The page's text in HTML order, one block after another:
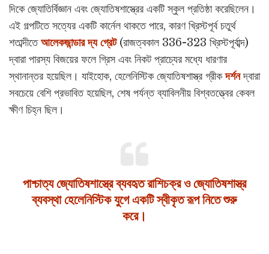
দিকে জ্যোতির্বিজ্ঞান এবং জ্যোতিষশাস্ত্রের একটি স্কুল প্রতিষ্ঠা করেছিলেন।
এই গল্পটিতে সত্যের একটি কার্নেল থাকতে পারে, কারণ খ্রিস্টপূর্ব চতুর্থ
শতাব্দীতেআলেকজান্ডার দ্য গ্রেট(রাজত্বকাল 336-323 খ্রিস্টপূর্বাব্দ)
দ্বারা পারস্য বিজয়ের ফলে গ্রিস এবং নিকট প্রাচ্যের মধ্যে ধারণার
স্থানান্তর হয়েছিল। যাইহোক, হেলেনিস্টিক জ্যোতিষশাস্ত্র গ্রীকদর্শনদ্বারা
সবচেয়ে বেশি প্রভাবিত হয়েছিল, শেষ পর্যন্ত ব্যাবিলনীয় বিশ্বতত্ত্বের কেবল
ক্ষীণ চিহ্ন ছিল।
পাশ্চাত্য জ্যোতিষশাস্ত্রে ব্যবহৃত রাশিচক্র ও জ্যোতিষশাস্ত্র
ব্যবস্থা হেলেনিস্টিক যুগে একটি স্বীকৃত রূপ নিতে শুরু
করে।